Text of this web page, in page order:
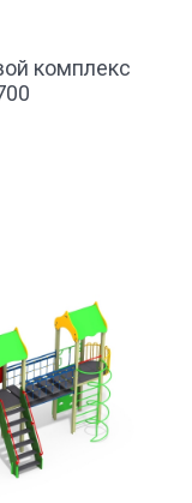
комплекс